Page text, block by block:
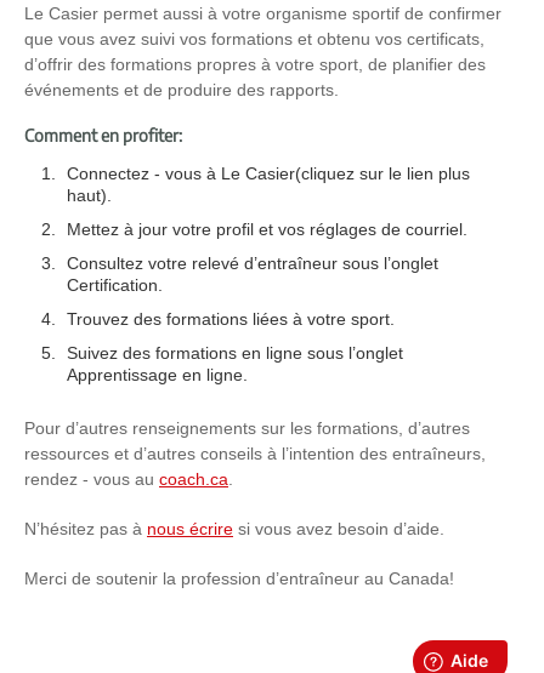
Le Casier permet aussi à votre organisme sportif de confirmer
que vous avez suivi vos formations et obtenu vos certificats,
d’offrir des formations propres à votre sport, de planifier des
événements et de produire des rapports.
Comment en profiter:
Connectez - vous à Le Casier(cliquez sur le lien plus
haut).
Mettez à jour votre profil et vos réglages de courriel.
Consultez votre relevé d’entraîneur sous l’onglet
Certification.
Trouvez des formations liées à votre sport.
Suivez des formations en ligne sous l’onglet
Apprentissage en ligne.
Pour d’autres renseignements sur les formations, d’autres
ressources et d’autres conseils à l’intention des entraîneurs,
rendez - vous au coach.ca
N’hésitez pas à nous écrire si vous avez besoin d’aide.
Merci de soutenir la profession d’entraîneur au Canada!